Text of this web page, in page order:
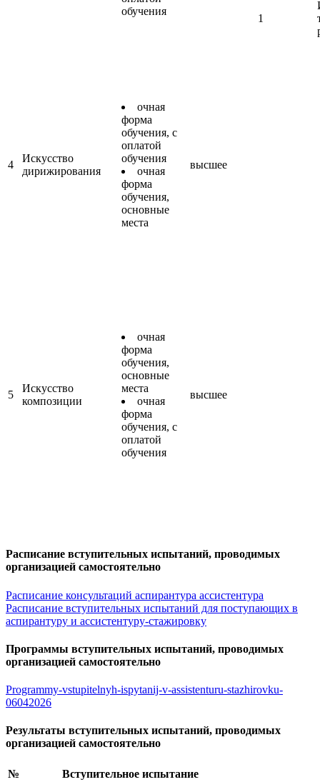
1
обучения
4
Искусство
дирижирования
очная
форма
обучения, с
оплатой
обучения
очная
форма
обучения,
основные
места
высшее
5
Искусство
композиции
очная
форма
обучения,
основные
места
очная
форма
обучения, с
оплатой
обучения
высшее
Расписание вступительных испытаний, проводимых
организацией самостоятельно
Расписание консультаций аспирантура ассистентура
Расписание вступительных испытаний для поступающих в
аспирантуру и ассистентуру-стажировку
Программы вступительных испытаний, проводимых
организацией самостоятельно
Programmy-vstupitelnyh-ispytanij-v-assistenturu-stazhirovku-
06042026
Результаты вступительных испытаний, проводимых
организацией самостоятельно
№
Вступительное испытание